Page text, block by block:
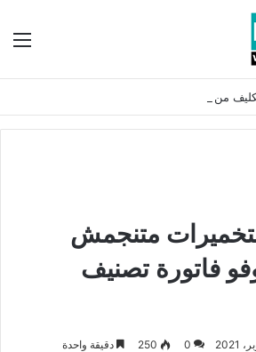
متنجمش
فاتورة تصنيف
0
250 دقيقة واحدة